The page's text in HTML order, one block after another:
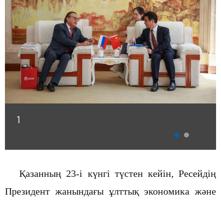
1
Қазанның 23-і күнгі түстен кейін, Ресейдің
Президент жанындағы ұлттық экономика және